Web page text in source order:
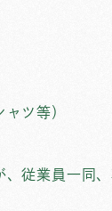
ツ等）
従業員一同